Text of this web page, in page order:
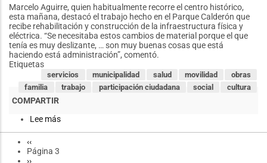
Marcelo Aguirre, quien habitualmente recorre el centro histórico,
esta mañana, destacó el trabajo hecho en el Parque Calderón que
recibe rehabilitación y construcción de la infraestructura física y
eléctrica. “Se necesitaba estos cambios de material porque el que
tenía es muy deslizante, … son muy buenas cosas que está
haciendo está administración”, comentó.
Etiquetas
obras
movilidad
salud
municipalidad
servicios
cultura
social
participación ciudadana
trabajo
familia
Lee más
Paginación
Página
anterior
‹‹
Página 3
Siguiente
››